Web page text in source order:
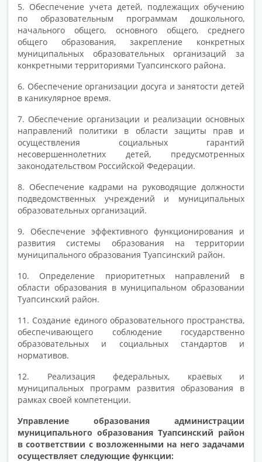
5. Обеспечение учета детей, подлежащих обучению
по образовательным программам дошкольного,
начального общего, основного общего, среднего
общего образования, закрепление конкретных
муниципальных образовательных организаций за
конкретными территориями Туапсинского района.
6. Обеспечение организации досуга и занятости детей
в каникулярное время.
7. Обеспечение организации и реализации основных
направлений политики в области защиты прав и
осуществления социальных гарантий
несовершеннолетних детей, предусмотренных
законодательством Российской Федерации.
8. Обеспечение кадрами на руководящие должности
подведомственных учреждений и муниципальных
образовательных организаций.
9. Обеспечение эффективного функционирования и
развития системы образования на территории
муниципального образования Туапсинский район.
10. Определение приоритетных направлений в
области образования в муниципальном образовании
Туапсинский район.
11. Создание единого образовательного пространства,
обеспечивающего соблюдение государственно
образовательных и социальных стандартов и
нормативов.
12. Реализация федеральных, краевых и
муниципальных программ развития образования в
рамках своей компетенции.
Управление образования администрации
муниципального образования Туапсинский район
в соответствии с возложенными на него задачами
осуществляет следующие функции: